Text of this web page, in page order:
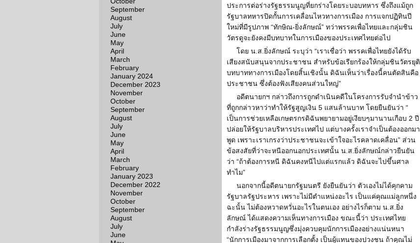
September
August
July
June
May
April
March
February
January 2024
December 2023
November
October
September
August
July
June
May
April
March
February
January 2023
December 2022
November
October
September
August
July
June
ประการต่อร่างรัฐธรรมนูญที่ยกร่างโดยระบอบทหาร ซึ่งถึงแม้ถูก
รัฐบาลทหารปิดกั้นการเคลื่อนไหวทางการเมือง การแจกปฏิทินปี
ใหม่ที่มีรูปภาพ “ทักษิณ-ยิ่งลักษณ์” ทว่าพรรคเพื่อไทยและกลุ่มชิน
วัตรดูจะยังคงมีบทบาทในการเมืองของประเทศไทยต่อไป
โดย น.ส.ยิ่งลักษณ์ ระบุว่า “เราเชื่อว่า พรรคเพื่อไทยยังได้รับ
เสียงสนับสนุนจากประชาชน สำหรับข้อเรียกร้องให้กลุ่มชินวัตรยุติ
บทบาททางการเมืองโดยสิ้นเชิงนั้น ดิฉันเห็นว่าเรื่องนี้คนตัดสินคือ
ประชาชน ซึ่งต้องฟังเสียงคนส่วนใหญ่”
อดีตนายกฯ กล่าวถึงการถูกดำเนินคดีในโครงการรับจำนำข้าว
ที่ถูกกล่าวหาว่าทำให้รัฐสูญเงิน 5 แสนล้านบาท โดยยืนยันว่า “
เป็นการช่วยเหลือเกษตรกรดิฉันพยายามอยู่เงียบๆมานานเกือบ 2 ปี
ปล่อยให้รัฐบาลบริหารประเทศไป แต่บางครั้งเราจำเป็นต้องออกมา
พูด เพราะเราเกรงว่าประชาชนจะเข้าใจอะไรคลาดเคลื่อน” ส่วน
ข้อสงสัยที่ว่าจะหนีออกนอกประเทศนั้น น.ส.ยิ่งลักษณ์กล่าวยืนยัน
ว่า “ถ้าต้องการหนี ดิฉันคงหนีไปแต่แรกแล้ว ดิฉันจะไปขึ้นศาล
ทำไม”
นอกจากนี้อดีตนายกรัฐมนตรี ยังยืนยันว่า ตัวเองไม่ได้คุกคาม
รัฐบาลรัฐประหาร เพราะไม่มีตำแหน่งอะไร เป็นแค่คุณแม่ลูกหนึ่ง
ฉะนั้น ไม่ต้องหวาดหวั่นอะไรในตนเอง อย่างไรก็ตาม น.ส.ยิ่ง
ลักษณ์ ได้แสดงความเห็นทางการเมือง ขณะนี้ว่า ประเทศไทย
กำลังร่างรัฐธรรมนูญซึ่งมุ่งควบคุมนักการเมืองอย่างแน่นหนา
“นักการเมืองมาจากการเลือกตั้ง เป็นผู้แทนของปวงชน ถ้าคุณไม่